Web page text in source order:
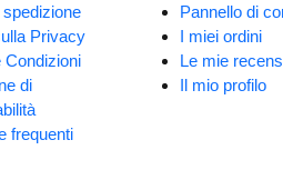
Privacy
Condizioni
di
frequenti
Pannello di
I miei ordini
Le mie
Il mio profilo